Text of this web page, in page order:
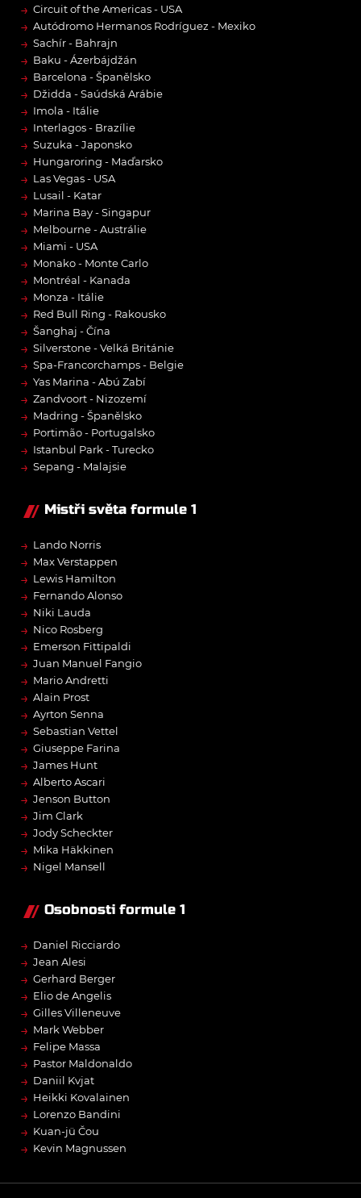
→ Circuit of the Americas - USA
→ Autódromo Hermanos Rodríguez - Mexiko
→ Sachír - Bahrajn
→ Baku - Ázerbájdžán
→ Barcelona - Španělsko
→ Džidda - Saúdská Arábie
→ Imola - Itálie
→ Interlagos - Brazílie
→ Suzuka - Japonsko
→ Hungaroring - Maďarsko
→ Las Vegas - USA
→ Lusail - Katar
→ Marina Bay - Singapur
→ Melbourne - Austrálie
→ Miami - USA
→ Monako - Monte Carlo
→ Montréal - Kanada
→ Monza - Itálie
→ Red Bull Ring - Rakousko
→ Šanghaj - Čína
→ Silverstone - Velká Británie
→ Spa-Francorchamps - Belgie
→ Yas Marina - Abú Zabí
→ Zandvoort - Nizozemí
→ Madring - Španělsko
→ Portimão - Portugalsko
→ Istanbul Park - Turecko
→ Sepang - Malajsie
Mistři světa formule 1
→ Lando Norris
→ Max Verstappen
→ Lewis Hamilton
→ Fernando Alonso
→ Niki Lauda
→ Nico Rosberg
→ Emerson Fittipaldi
→ Juan Manuel Fangio
→ Mario Andretti
→ Alain Prost
→ Ayrton Senna
→ Sebastian Vettel
→ Giuseppe Farina
→ James Hunt
→ Alberto Ascari
→ Jenson Button
→ Jim Clark
→ Jody Scheckter
→ Mika Häkkinen
→ Nigel Mansell
Osobnosti formule 1
→ Daniel Ricciardo
→ Jean Alesi
→ Gerhard Berger
→ Elio de Angelis
→ Gilles Villeneuve
→ Mark Webber
→ Felipe Massa
→ Pastor Maldonaldo
→ Daniil Kvjat
→ Heikki Kovalainen
→ Lorenzo Bandini
→ Kuan-jü Čou
→ Kevin Magnussen